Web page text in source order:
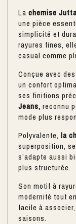
La chemise
une pièce
simplicité et
rayures fines,
casual comme
Conçue avec
un confort
ses finitions
Jeans, reconnu
mode plus
Polyvalente, la
superposition,
s’adapte aussi
plus structurée.
Son motif à
modernité tout
facile à
saisons.